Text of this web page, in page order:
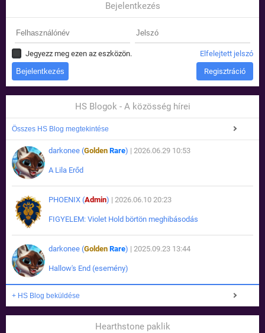
Bejelentkezés
Jegyezz meg ezen az eszközön. Elfelejtett jelszó
Regisztráció
HS Blogok - A közösség hírei
Összes HS Blog megtekintése
darkonee (Golden Rare) | 2026.06.29 10:53
A Lila Erőd
PHOENIX (Admin) | 2026.06.10 20:23
FIGYELEM: Violet Hold börtön meghibásodás
darkonee (Golden Rare) | 2025.09.23 13:44
Hallow's End (esemény)
+ HS Blog beküldése
Hearthstone paklik